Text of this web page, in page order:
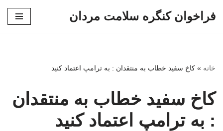
فراخوان کنگره سلامت مردان
خانه » کاخ سفید خطاب به منتقدان : به ترامپ اعتماد کنید
کاخ سفید خطاب به منتقدان
: به ترامپ اعتماد کنید